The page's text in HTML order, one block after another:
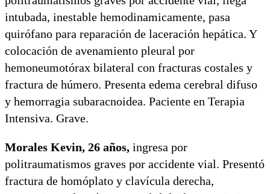
intubada, inestable hemodinamicamente, pasa
quirófano para reparación de laceración hepática. Y
colocación de avenamiento pleural por
hemoneumotórax bilateral con fracturas costales y
fractura de húmero. Presenta edema cerebral difuso
y hemorragia subaracnoidea. Paciente en Terapia
Intensiva. Grave.
Morales Kevin, 26 años, ingresa por
politraumatismos graves por accidente vial. Presentó
fractura de homóplato y clavícula derecha,